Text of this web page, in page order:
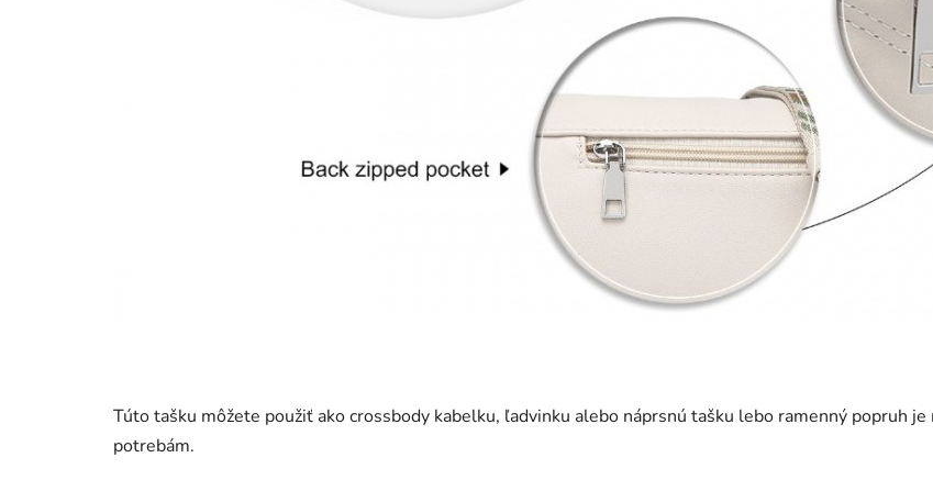
Túto tašku môžete použiť ako crossbody kabelku, ľadvinku alebo náprsnú tašku lebo ramenný popruh
potrebám.